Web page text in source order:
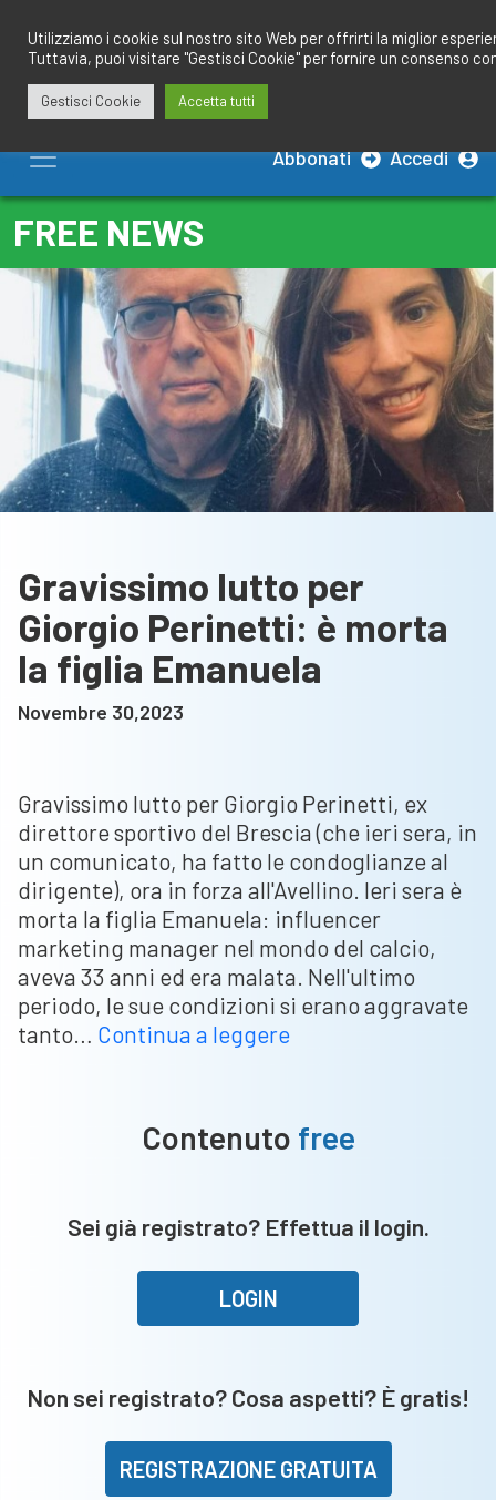
contenuto
Abbonati Accedi
FREE NEWS
Gravissimo lutto per
Giorgio Perinetti: è morta
la figlia Emanuela
Novembre 30,2023
Gravissimo lutto per Giorgio Perinetti, ex
direttore sportivo del Brescia (che ieri sera, in
un comunicato, ha fatto le condoglianze al
dirigente), ora in forza all'Avellino. Ieri sera è
morta la figlia Emanuela: influencer
marketing manager nel mondo del calcio,
aveva 33 anni ed era malata. Nell'ultimo
periodo, le sue condizioni si erano aggravate
tanto… Continua a leggereGravissimo
Perinetti:
la
figlia
Contenuto free
Sei già registrato? Effettua il login.
LOGIN
Non sei registrato? Cosa aspetti? È gratis!
REGISTRAZIONE GRATUITA
Utilizziamo i cookie sul nostro sito Web per offrirti la miglior
Tuttavia, puoi visitare "Gestisci Cookie" per fornire un consenso
Gestisci Cookie Accetta tutti